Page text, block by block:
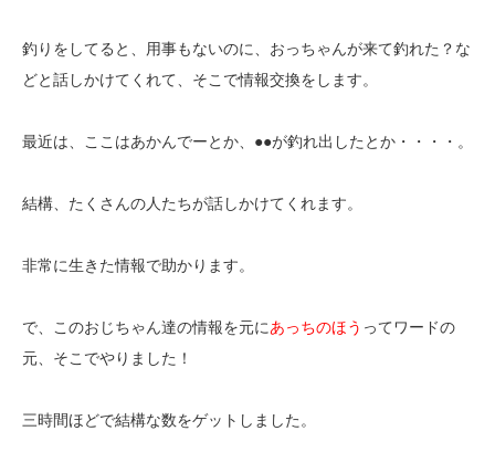
釣りをしてると、用事もないのに、おっちゃんが来て釣れた？な
どと話しかけてくれて、そこで情報交換をします。
最近は、ここはあかんでーとか、●●が釣れ出したとか・・・・。
結構、たくさんの人たちが話しかけてくれます。
非常に生きた情報で助かります。
で、このおじちゃん達の情報を元にあっちのほう ってワードの
元、そこでやりました！
三時間ほどで結構な数をゲットしました。